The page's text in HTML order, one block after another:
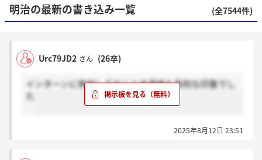
明治の最新の書き込み一覧 (全7544件)
Urc79JD2 さん (26卒)
インターンに参加しておくと本選考も有利な印象でし
た
2025年8月12日 23:51